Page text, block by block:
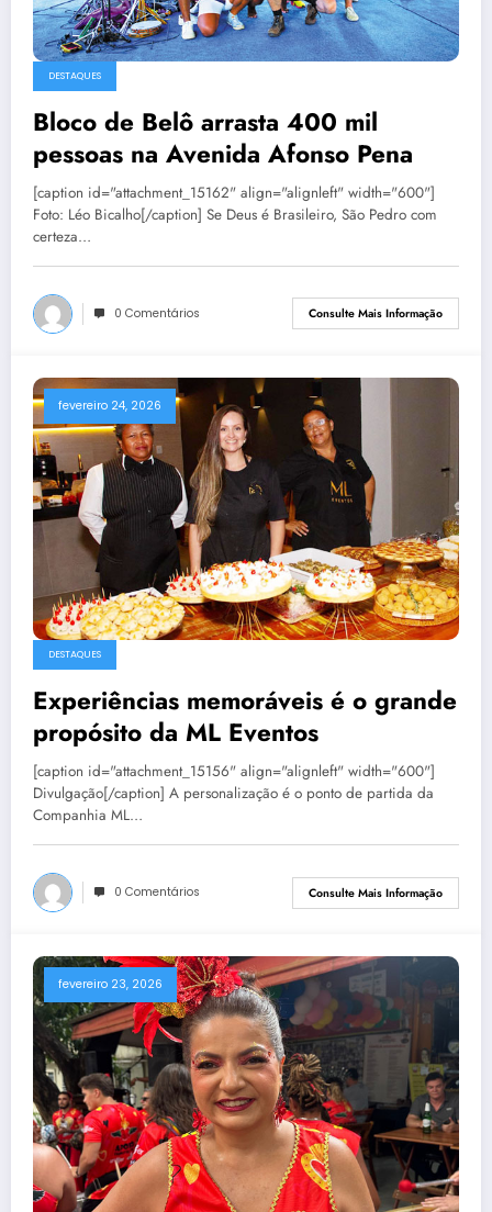
DESTAQUES
Bloco de Belô arrasta 400 mil
pessoas na Avenida Afonso Pena
[caption id="attachment_15162" align="alignleft" width="600"]
Foto: Léo Bicalho[/caption] Se Deus é Brasileiro, São Pedro com
certeza…
0 Comentários Consulte Mais Informação
fevereiro 24, 2026
DESTAQUES
Experiências memoráveis é o grande
propósito da ML Eventos
[caption id="attachment_15156" align="alignleft" width="600"]
Divulgação[/caption] A personalização é o ponto de partida da
Companhia ML…
0 Comentários Consulte Mais Informação
fevereiro 23, 2026